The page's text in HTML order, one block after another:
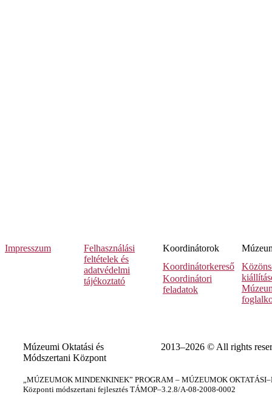
Impresszum
Felhasználási
feltételek és
adatvédelmi
tájékoztató
Koordinátorok
Koordinátorkereső
Koordinátori
feladatok
Múzeumi Oktatási és
Módszertani Központ
2013–2026 © All rights
„MÚZEUMOK MINDENKINEK” PROGRAM – MÚZEUMOK
Központi módszertani fejlesztés TÁMOP–3.2.8/A-08-2008-0002